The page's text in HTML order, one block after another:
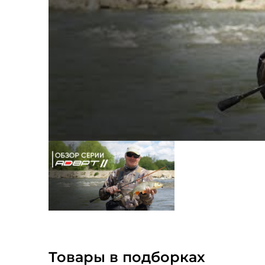
Товары в подборках